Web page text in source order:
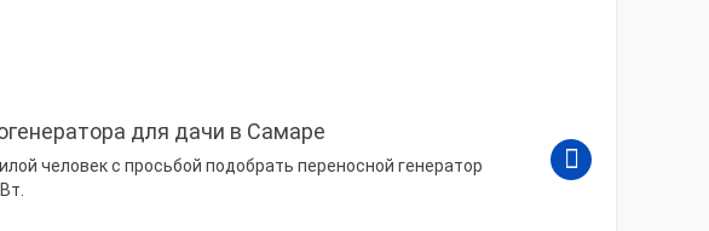
для дачи в Самаре
человек с просьбой подобрать переносной генератор